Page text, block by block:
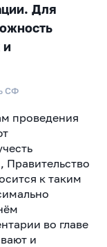
Для
и
СФ
проведения
Правительство
к таким
во главе
и